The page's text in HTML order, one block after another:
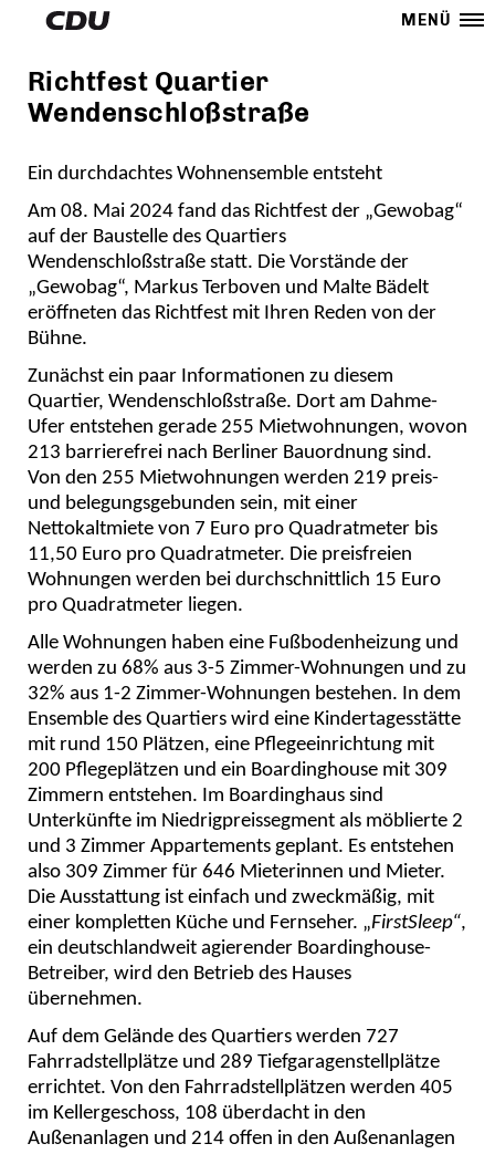
MENÜ
Richtfest Quartier
Wendenschloßstraße
Ein durchdachtes Wohnensemble entsteht
Am 08. Mai 2024 fand das Richtfest der „Gewobag“
auf der Baustelle des Quartiers
Wendenschloßstraße statt. Die Vorstände der
Gewobag“, Markus Terboven und Malte Bädelt
eröffneten das Richtfest mit Ihren Reden von der
Bühne.
Zunächst ein paar Informationen zu diesem
Quartier, Wendenschloßstraße. Dort am Dahme-
Ufer entstehen gerade 255 Mietwohnungen, wovon
213 barrierefrei nach Berliner Bauordnung sind.
Von den 255 Mietwohnungen werden 219 preis-
und belegungsgebunden sein, mit einer
Nettokaltmiete von 7 Euro pro Quadratmeter bis
11,50 Euro pro Quadratmeter. Die preisfreien
Wohnungen werden bei durchschnittlich 15 Euro
pro Quadratmeter liegen.
Alle Wohnungen haben eine Fußbodenheizung und
werden zu 68% aus 3-5 Zimmer-Wohnungen und zu
32% aus 1-2 Zimmer-Wohnungen bestehen. In dem
Ensemble des Quartiers wird eine Kindertagesstätte
mit rund 150 Plätzen, eine Pflegeeinrichtung mit
200 Pflegeplätzen und ein Boardinghouse mit 309
Zimmern entstehen. Im Boardinghaus sind
Unterkünfte im Niedrigpreissegment als möblierte 2
und 3 Zimmer Appartements geplant. Es entstehen
also 309 Zimmer für 646 Mieterinnen und Mieter.
Die Ausstattung ist einfach und zweckmäßig, mit
einer kompletten Küche und Fernseher.FirstSleep“,
ein deutschlandweit agierender Boardinghouse-
Betreiber, wird den Betrieb des Hauses
übernehmen.
Auf dem Gelände des Quartiers werden 727
Fahrradstellplätze und 289 Tiefgaragenstellplätze
errichtet. Von den Fahrradstellplätzen werden 405
im Kellergeschoss, 108 überdacht in den
Außenanlagen und 214 offen in den Außenanlagen